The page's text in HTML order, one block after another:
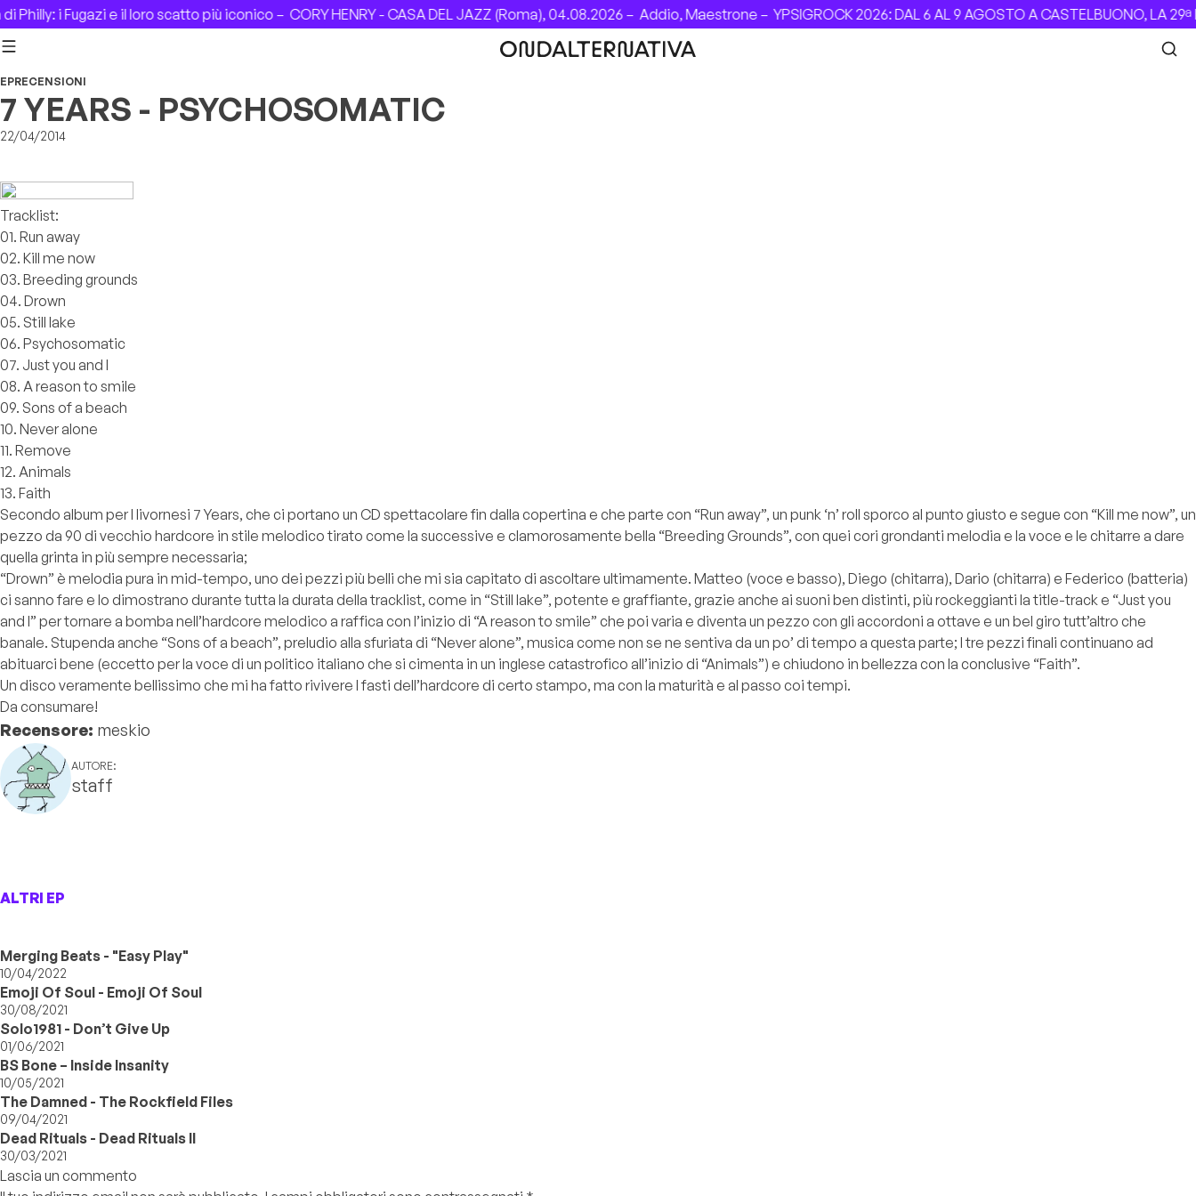
Skip to content
i Fugazi e il loro scatto più iconico – CORY HENRY - CASA DEL JAZZ (Roma), 04.08.2026 – Addio, Maestrone – YPSIGROCK 2026: DAL 6 AL 9 AGOSTO A CASTELBUONO, LA 29ª
EPRECENSIONI
7 YEARS - PSYCHOSOMATIC
22/04/2014
Tracklist:
01. Run away
02. Kill me now
03. Breeding grounds
04. Drown
05. Still lake
06. Psychosomatic
07. Just you and I
08. A reason to smile
09. Sons of a beach
10. Never alone
11. Remove
12. Animals
13. Faith
Secondo album per I livornesi 7 Years, che ci portano un CD spettacolare fin dalla copertina e che parte con “Run away”, un punk ‘n’ roll sporco al punto giusto e segue con “Kill me now”, un
pezzo da 90 di vecchio hardcore in stile melodico tirato come la successive e clamorosamente bella “Breeding Grounds”, con quei cori grondanti melodia e la voce e le chitarre a dare
quella grinta in più sempre necessaria;
“Drown” è melodia pura in mid-tempo, uno dei pezzi più belli che mi sia capitato di ascoltare ultimamente. Matteo (voce e basso), Diego (chitarra), Dario (chitarra) e Federico (batteria)
ci sanno fare e lo dimostrano durante tutta la durata della tracklist, come in “Still lake”, potente e graffiante, grazie anche ai suoni ben distinti, più rockeggianti la title-track e “Just you
and I” per tornare a bomba nell’hardcore melodico a raffica con l’inizio di “A reason to smile” che poi varia e diventa un pezzo con gli accordoni a ottave e un bel giro tutt’altro che
banale. Stupenda anche “Sons of a beach”, preludio alla sfuriata di “Never alone”, musica come non se ne sentiva da un po’ di tempo a questa parte; I tre pezzi finali continuano ad
abituarci bene (eccetto per la voce di un politico italiano che si cimenta in un inglese catastrofico all’inizio di “Animals”) e chiudono in bellezza con la conclusive “Faith”.
Un disco veramente bellissimo che mi ha fatto rivivere I fasti dell’hardcore di certo stampo, ma con la maturità e al passo coi tempi.
Da consumare!
Recensore: meskio
AUTORE:
staff
ALTRI EP
Merging Beats - "Easy Play"
10/04/2022
Emoji Of Soul - Emoji Of Soul
30/08/2021
Solo1981 - Don’t Give Up
01/06/2021
BS Bone – Inside Insanity
10/05/2021
The Damned - The Rockfield Files
09/04/2021
Dead Rituals - Dead Rituals II
30/03/2021
Lascia un commento